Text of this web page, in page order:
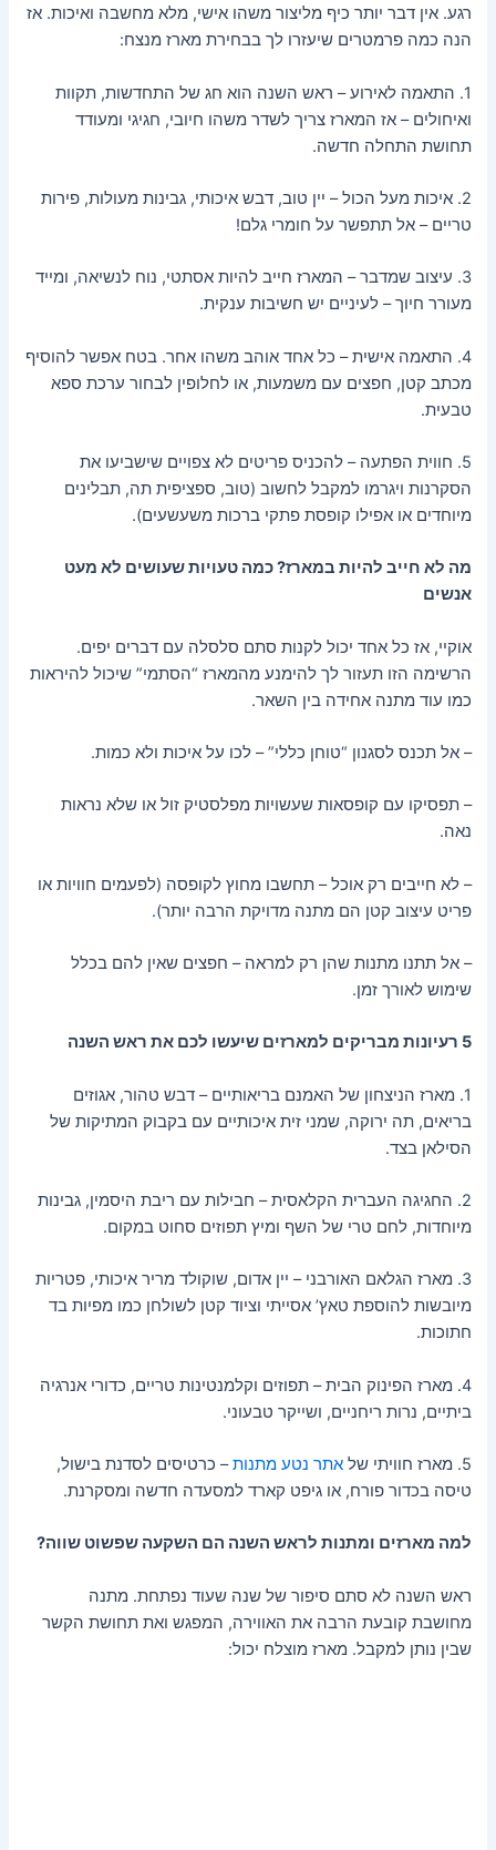
רגע. אין דבר יותר כיף מליצור משהו אישי, מלא מחשבה ואיכות. אז
הנה כמה פרמטרים שיעזרו לך בבחירת מארז מנצח:
1. התאמה לאירוע – ראש השנה הוא חג של התחדשות, תקוות
ואיחולים – אז המארז צריך לשדר משהו חיובי, חגיגי ומעודד
תחושת התחלה חדשה.
2. איכות מעל הכול – יין טוב, דבש איכותי, גבינות מעולות, פירות
טריים – אל תתפשר על חומרי גלם!
3. עיצוב שמדבר – המארז חייב להיות אסתטי, נוח לנשיאה, ומייד
מעורר חיוך – לעיניים יש חשיבות ענקית.
4. התאמה אישית – כל אחד אוהב משהו אחר. בטח אפשר להוסיף
מכתב קטן, חפצים עם משמעות, או לחלופין לבחור ערכת ספא
טבעית.
5. חווית הפתעה – להכניס פריטים לא צפויים שישביעו את
הסקרנות ויגרמו למקבל לחשוב (טוב, ספציפית תה, תבלינים
מיוחדים או אפילו קופסת פתקי ברכות משעשעים).
מה לא חייב להיות במארז? כמה טעויות שעושים לא מעט
אנשים
אוקיי, אז כל אחד יכול לקנות סתם סלסלה עם דברים יפים.
הרשימה הזו תעזור לך להימנע מהמארז “הסתמי” שיכול להיראות
כמו עוד מתנה אחידה בין השאר.
– אל תכנס לסגנון “טוחן כללי” – לכו על איכות ולא כמות.
– תפסיקו עם קופסאות שעשויות מפלסטיק זול או שלא נראות
נאה.
– לא חייבים רק אוכל – תחשבו מחוץ לקופסה (לפעמים חוויות או
פריט עיצוב קטן הם מתנה מדויקת הרבה יותר).
– אל תתנו מתנות שהן רק למראה – חפצים שאין להם בכלל
שימוש לאורך זמן.
5 רעיונות מבריקים למארזים שיעשו לכם את ראש השנה
1. מארז הניצחון של האמנם בריאותיים – דבש טהור, אגוזים
בריאים, תה ירוקה, שמני זית איכותיים עם בקבוק המתיקות של
הסילאן בצד.
2. החגיגה העברית הקלאסית – חבילות עם ריבת היסמין, גבינות
מיוחדות, לחם טרי של השף ומיץ תפוזים סחוט במקום.
3. מארז הגלאם האורבני – יין אדום, שוקולד מריר איכותי, פטריות
מיובשות להוספת טאץ’ אסייתי וציוד קטן לשולחן כמו מפיות בד
חתוכות.
4. מארז הפינוק הבית – תפוזים וקלמנטינות טריים, כדורי אנרגיה
ביתיים, נרות ריחניים, ושייקר טבעוני.
5. מארז חוויתי של אתר נטע מתנות– כרטיסים לסדנת בישול,
טיסה בכדור פורח, או גיפט קארד למסעדה חדשה ומסקרנת.
למה מארזים ומתנות לראש השנה הם השקעה שפשוט שווה?
ראש השנה לא סתם סיפור של שנה שעוד נפתחת. מתנה
מחושבת קובעת הרבה את האווירה, המפגש ואת תחושת הקשר
שבין נותן למקבל. מארז מוצלח יכול: